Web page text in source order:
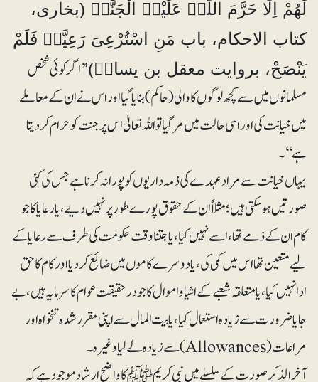
لَھُمْ اِلَّا حَرَّمَ اللّٰہُ عَلَیْہِ الْجَنَّۃَ (بخاری،
کتاب الاحکام، باب مَنِ اسْتُرْعِیَ رَعِیَّۃً فَلَمْ
یَنْصَحْ، بروایت معقل بن یسارؓ)’’ اگر کوئی شخص
مسلمانوں میں سے کچھ لوگوں کا والی (حاکم) بنایا گیا اور اس نے ان کے معاملے
میں خیانت کی اور اسی حالت میں مرگیا تو اللہ تعالیٰ اس پر جنت کو حرام کردیتا
ہے‘‘۔
یہاں خیانت سے مراد عہدے کی ذمہ داریوں کو پورا نہ کرنا ہے جس کی کئی
صورتیں ہو سکتی ہیں؛ مثلاًان کے حقوق پورے طور پر نہیں دیے، یارعایا کا جو
کام ان کے ذمے تھا، اسے نہیں کیا، یا جتنا وقت حکومت کی طرف سے رعایا کے
لیے متعین تھا اس میں کمی کی، یا دوسرے کاموں میں ضائع کردیا اور کام کا حق
ادا نہیں کیا، یا متعلقہ شعبے کے اشیا و اموال کا جو درحقیقت عوام کا سرمایہ ہیں، بے
جا یا ضرورت سے زیادہ استعمال کیا، یا بیت المال سے اپنی مقرر شدہ تنخواہ اور
مراعات (Allowances) سے زیادہ لے لیا وغیرہ۔
آخرالذکر صورت کے سلسلے میں نبی کریم ﷺ کا واضح ارشاد موجود ہے کہ